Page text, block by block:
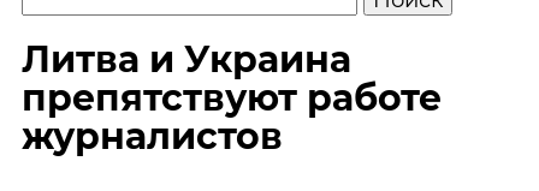
Литва и Украина
препятствуют работе
журналистов